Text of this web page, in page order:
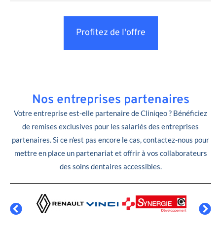
Profitez de l'offre
Nos entreprises partenaires
Votre entreprise est-elle partenaire de Cliniqeo ? Bénéficiez
de remises exclusives pour les salariés des entreprises
partenaires. Si ce n’est pas encore le cas, contactez-nous pour
mettre en place un partenariat et offrir à vos collaborateurs
des soins dentaires accessibles.